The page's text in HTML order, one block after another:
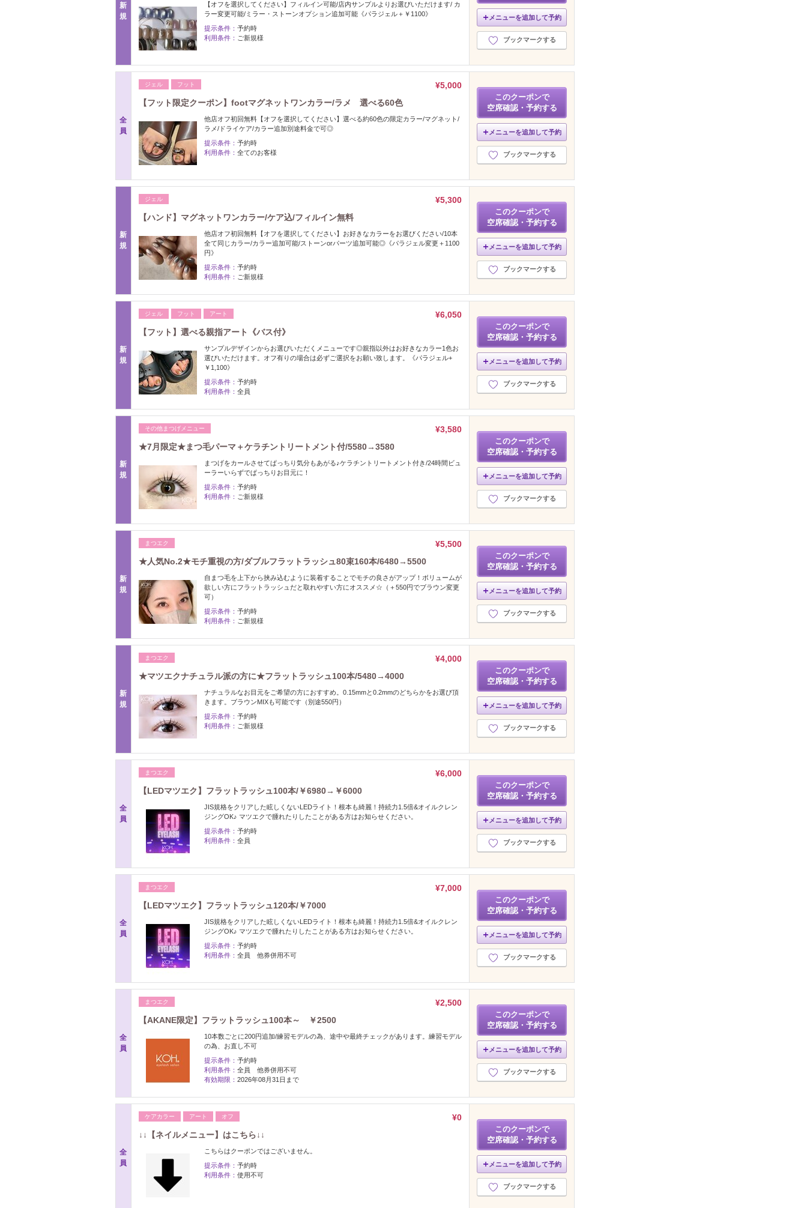
新
規
【オフを選択してください】フィルイン可能/店内サンプルよりお選びいただけます/ カ
ラー変更可能/ミラー・ストーンオプション追加可能《パラジェル＋￥1100》
提示条件： 予約時
利用条件： ご新規様
メニューを追加して予約
ブックマークする
全
員
ジェル フット
¥5,000
【フット限定クーポン】footマグネットワンカラー/ラメ 選べる60色
他店オフ初回無料【オフを選択してください】選べる約60色の限定カラー/マグネット/
ラメ/ドライケア/カラー追加別途料金で可◎
提示条件： 予約時
利用条件： 全てのお客様
このクーポンで
空席確認・予約する
メニューを追加して予約
ブックマークする
新
規
ジェル
¥5,300
【ハンド】マグネットワンカラー/ケア込/フィルイン無料
他店オフ初回無料【オフを選択してください】お好きなカラーをお選びください/10本
全て同じカラー/カラー追加可能/ストーンorパーツ追加可能◎《パラジェル変更＋1100
円》
提示条件： 予約時
利用条件： ご新規様
このクーポンで
空席確認・予約する
メニューを追加して予約
ブックマークする
新
規
ジェル フット アート
¥6,050
【フット】選べる親指アート《バス付》
サンプルデザインからお選びいただくメニューです◎親指以外はお好きなカラー1色お
選びいただけます。オフ有りの場合は必ずご選択をお願い致します。《パラジェル+
￥1,100》
提示条件： 予約時
利用条件： 全員
このクーポンで
空席確認・予約する
メニューを追加して予約
ブックマークする
新
規
その他まつげメニュー
¥3,580
★7月限定★まつ毛パーマ＋ケラチントリートメント付/5580→3580
まつげをカールさせてぱっちり気分もあがる♪ケラチントリートメント付き/24時間ビュ
ーラーいらずでぱっちりお目元に！
提示条件： 予約時
利用条件： ご新規様
このクーポンで
空席確認・予約する
メニューを追加して予約
ブックマークする
新
規
まつエク
¥5,500
★人気No.2★モチ重視の方/ダブルフラットラッシュ80束160本/6480→5500
自まつ毛を上下から挟み込むように装着することでモチの良さがアップ！ボリュームが
欲しい方にフラットラッシュだと取れやすい方にオススメ☆（＋550円でブラウン変更
可）
提示条件： 予約時
利用条件： ご新規様
このクーポンで
空席確認・予約する
メニューを追加して予約
ブックマークする
新
規
まつエク
¥4,000
★マツエクナチュラル派の方に★フラットラッシュ100本/5480→4000
ナチュラルなお目元をご希望の方におすすめ。0.15mmと0.2mmのどちらかをお選び頂
きます。ブラウンMIXも可能です（別途550円）
提示条件： 予約時
利用条件： ご新規様
このクーポンで
空席確認・予約する
メニューを追加して予約
ブックマークする
全
員
まつエク
¥6,000
【LEDマツエク】フラットラッシュ100本/￥6980→￥6000
JIS規格をクリアした眩しくないLEDライト！根本も綺麗！持続力1.5倍&オイルクレン
ジングOK♪ マツエクで腫れたりしたことがある方はお知らせください。
提示条件： 予約時
利用条件： 全員
このクーポンで
空席確認・予約する
メニューを追加して予約
ブックマークする
全
員
まつエク
¥7,000
【LEDマツエク】フラットラッシュ120本/￥7000
JIS規格をクリアした眩しくないLEDライト！根本も綺麗！持続力1.5倍&オイルクレン
ジングOK♪ マツエクで腫れたりしたことがある方はお知らせください。
提示条件： 予約時
利用条件： 全員 他券併用不可
このクーポンで
空席確認・予約する
メニューを追加して予約
ブックマークする
全
員
まつエク
¥2,500
【AKANE限定】フラットラッシュ100本～ ￥2500
10本数ごとに200円追加/練習モデルの為、途中や最終チェックがあります。練習モデル
の為、お直し不可
提示条件： 予約時
利用条件： 全員 他券併用不可
有効期限： 2026年08月31日まで
このクーポンで
空席確認・予約する
メニューを追加して予約
ブックマークする
全
員
ケアカラー アート オフ
¥0
↓↓【ネイルメニュー】はこちら↓↓
こちらはクーポンではございません。
提示条件： 予約時
利用条件： 使用不可
このクーポンで
空席確認・予約する
メニューを追加して予約
ブックマークする